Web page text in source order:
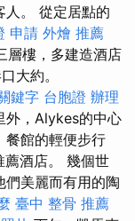
人。 從定居點的
申請 外燴 推薦
層樓，多建造酒店
大約。
鍵字 台胞證 辦理
外，Alykes的中心
餐館的輕便步行
薦酒店。 幾個世
們美麗而有用的陶
臺中 整骨 推薦